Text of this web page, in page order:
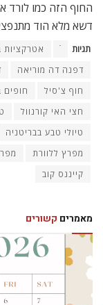
החוף הזה כמו לורד
דשא מלא הוד
תגיות ֿ אטרקציות
דפנה דה מוריאה
חוף צ'סיל
חופים
חצי האי קורנוול
טיולי טבע בבריטניה
מפרץ ללוורת
קייננס קוב
מאמרים קשורים